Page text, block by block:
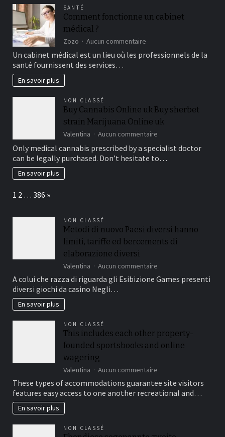
Québec
à
SANTÉ
Comment fonctionne un cabinet
médical ?
Zozo Aucun commentaire
fonctionne
Un cabinet médical est un lieu où les professionnels de la
santé fournissent des services…
En savoir plus
NON CLASSÉ
Buy Cannabis Online uk Buy sherbet
strain Marijuana Online uk
Valentina Aucun commentaire
Cannabis
Online
Only medical cannabis prescribed by a specialist doctor
can be legally purchased. Don’t hesitate to…
En savoir plus
Page:
1 2 … 386 Next
»
NON CLASSÉ
Metodi di nuovo Paesi diversi hanno
limiti, tariffe ed bercements di
elaborazione diversi
Valentina Aucun commentaire
Metodi
di
tariffe
ed
diversi
A colui che razza di riguarda gli Esibizione Games presenti
diversi giochi da casino Negli…
En savoir plus
NON CLASSÉ
This includes each other property-
founded sportsbooks and online
wagering
Valentina Aucun commentaire
This
includes
each
sportsbooks
These types of accommodations guarantee site visitors
features easy access to one another recreational and…
En savoir plus
NON CLASSÉ